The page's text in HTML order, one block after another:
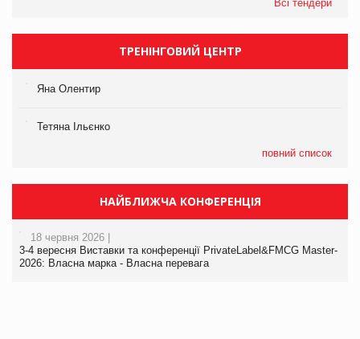
Всі тендери
ТРЕНІНГОВИЙ ЦЕНТР
Яна Олентир
Тетяна Ільєнко
повний список
НАЙБЛИЖЧА КОНФЕРЕНЦІЯ
18 червня 2026 |
3-4 вересня Виставки та конференції PrivateLabel&FMCG Master-
2026: Власна марка - Власна перевага